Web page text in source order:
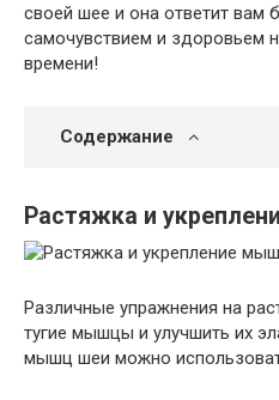
своей шее и она ответит вам
самочувствием и здоровьем
времени!
Содержание
Растяжка и
Различные упражнения на
тугие мышцы и улучшить их
мышц шеи можно